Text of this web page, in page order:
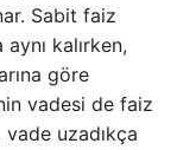
Sabit faiz
kalırken,
göre
vadesi de faiz
uzadıkça